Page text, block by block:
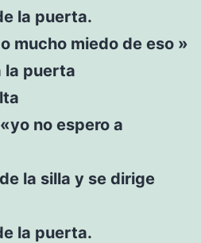
la puerta.
mucho miedo de eso »
la puerta
no espero a
la silla y se dirige
la puerta.